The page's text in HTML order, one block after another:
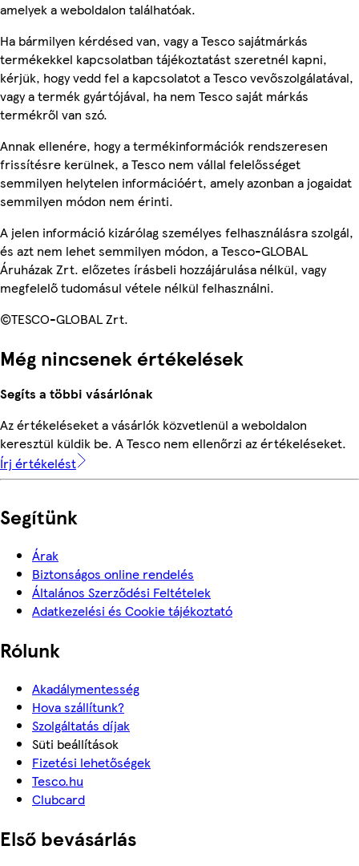
amelyek a weboldalon találhatóak.
Ha bármilyen kérdésed van, vagy a Tesco sajátmárkás
termékekkel kapcsolatban tájékoztatást szeretnél kapni,
kérjük, hogy vedd fel a kapcsolatot a Tesco vevőszolgálatával,
vagy a termék gyártójával, ha nem Tesco saját márkás
termékről van szó.
Annak ellenére, hogy a termékinformációk rendszeresen
frissítésre kerülnek, a Tesco nem vállal felelősséget
semmilyen helytelen információért, amely azonban a jogaidat
semmilyen módon nem érinti.
A jelen információ kizárólag személyes felhasználásra szolgál,
és azt nem lehet semmilyen módon, a Tesco-GLOBAL
Áruházak Zrt. előzetes írásbeli hozzájárulása nélkül, vagy
megfelelő tudomásul vétele nélkül felhasználni.
©TESCO-GLOBAL Zrt.
Még nincsenek értékelések
Segíts a többi vásárlónak
Az értékeléseket a vásárlók közvetlenül a weboldalon
keresztül küldik be. A Tesco nem ellenőrzi az értékeléseket.
Írj értékelést
Segítünk
Árak
Biztonságos online rendelés
Általános Szerződési Feltételek
Adatkezelési és Cookie tájékoztató
Rólunk
Akadálymentesség
Hova szállítunk?
Szolgáltatás díjak
Süti beállítások
Fizetési lehetőségek
Tesco.hu
Clubcard
Első bevásárlás